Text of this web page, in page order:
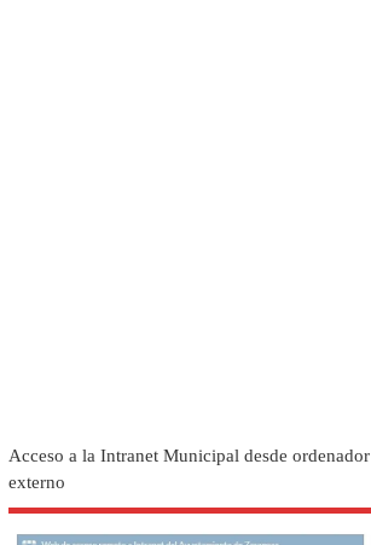
Acceso a la Intranet Municipal desde ordenador
externo